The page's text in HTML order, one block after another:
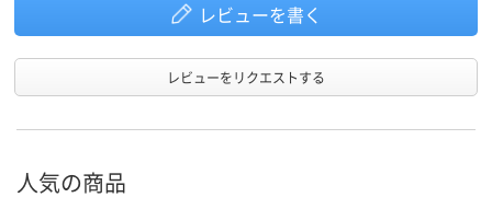
レビューを書く
レビューをリクエストする
人気の商品